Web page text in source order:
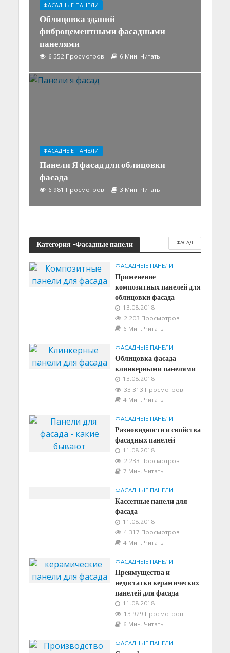
ФАСАДНЫЕ ПАНЕЛИ
Облицовка зданий
фиброцементными фасадными
панелями
6 552 Просмотров 6 Мин. Читать
ФАСАДНЫЕ ПАНЕЛИ
Панели Я фасад для облицовки
фасада
6 981 Просмотров 3 Мин. Читать
Категория -Фасадные панели ФАСАД
ФАСАДНЫЕ ПАНЕЛИ
Применение
композитных панелей для
облицовки фасада
13.08.2018
2 203 Просмотров
6 Мин. Читать
ФАСАДНЫЕ ПАНЕЛИ
Облицовка фасада
клинкерными панелями
13.08.2018
33 313 Просмотров
4 Мин. Читать
ФАСАДНЫЕ ПАНЕЛИ
Разновидности и свойства
фасадных панелей
11.08.2018
2 233 Просмотров
7 Мин. Читать
ФАСАДНЫЕ ПАНЕЛИ
Кассетные панели для
фасада
11.08.2018
4 317 Просмотров
4 Мин. Читать
ФАСАДНЫЕ ПАНЕЛИ
Преимущества и
недостатки керамических
панелей для фасада
11.08.2018
13 929 Просмотров
6 Мин. Читать
ФАСАДНЫЕ ПАНЕЛИ